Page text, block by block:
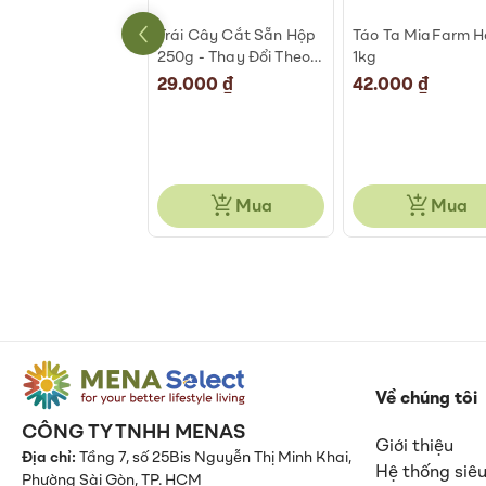
Trái Cây Cắt Sẵn Hộp
250g - Thay Đổi Theo
Ngày
29.000 ₫
Mua
Táo Ta MiaFarm
1kg
42.000 ₫
Mua
CÔNG TY TNHH MENAS
Địa chỉ:Tầng 7, số 25Bis Nguyễn Thị Minh Khai,
Phường Sài Gòn, TP. HCM
Về chúng tôi
Giới thiệu
Hệ thống